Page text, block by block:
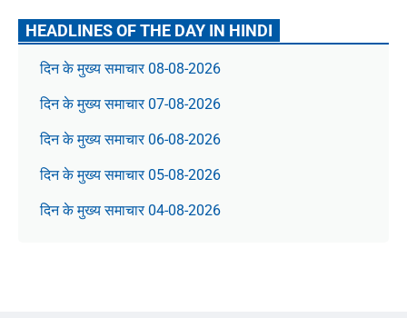
HEADLINES OF THE DAY IN HINDI
दिन के मुख्य समाचार 08-08-2026
दिन के मुख्य समाचार 07-08-2026
दिन के मुख्य समाचार 06-08-2026
दिन के मुख्य समाचार 05-08-2026
दिन के मुख्य समाचार 04-08-2026